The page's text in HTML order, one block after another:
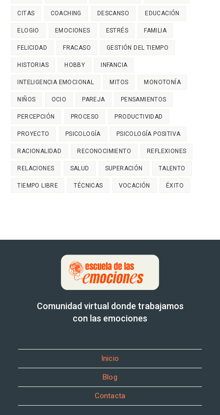
CITAS COACHING DESCANSO EDUCACIÓN
ELOGIO EMOCIONES ESTRÉS FAMILIA
FELICIDAD FRACASO GESTIÓN DEL TIEMPO
HISTORIAS HOBBY INFANCIA
INTELIGENCIA EMOCIONAL MITOS MONOTONÍA
NIÑOS OCIO PAREJA PENSAMIENTOS
PERCEPCIÓN PROCESO PRODUCTIVIDAD
PROYECTO PSICOLOGÍA PSICOLOGÍA POSITIVA
RACIONALIDAD RECONOCIMIENTO REFLEXIONES
RELACIONES SALUD SUPERACIÓN TALENTO
TIEMPO LIBRE TÉCNICAS VOCACIÓN ÉXITO
Comunidad virtual donde trabajamos
con las emociones
Inicio
Blog
Contacta